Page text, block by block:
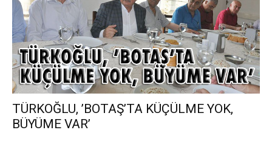
TÜRKOĞLU, ’BOTAŞ’TA KÜÇÜLME YOK,
BÜYÜME VAR’